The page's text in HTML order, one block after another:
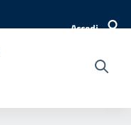
Accedi